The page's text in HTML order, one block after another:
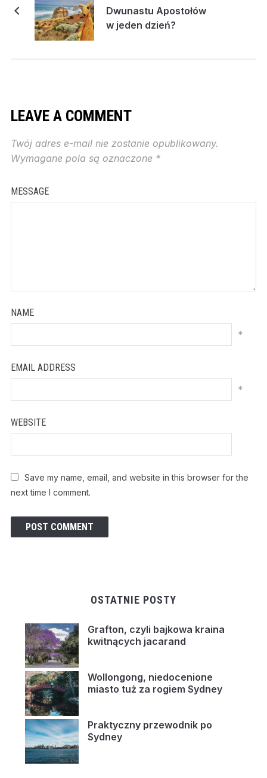
Dwunastu Apostołów
w jeden dzień?
LEAVE A COMMENT
Twój adres e-mail nie zostanie opublikowany.
Wymagane pola są oznaczone *
MESSAGE
NAME
*
EMAIL ADDRESS
*
WEBSITE
Save my name, email, and website in this browser for the
next time I comment.
OSTATNIE POSTY
Grafton, czyli bajkowa kraina
kwitnących jacarand
Wollongong, niedocenione
miasto tuż za rogiem Sydney
Praktyczny przewodnik po
Sydney